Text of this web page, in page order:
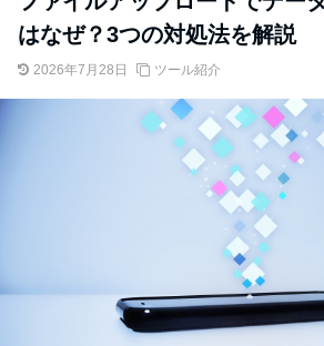
はなぜ？3つの対処法を解説
2026年7月28日 ツール紹介